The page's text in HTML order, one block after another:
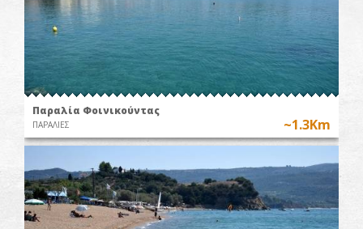
Παραλία Φοινικούντας
ΠΑΡΑΛΙΕΣ ~1.3Km